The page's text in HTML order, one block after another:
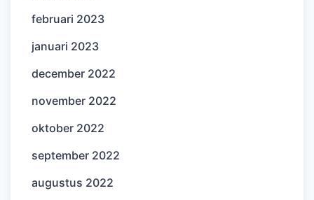
februari 2023
januari 2023
december 2022
november 2022
oktober 2022
september 2022
augustus 2022